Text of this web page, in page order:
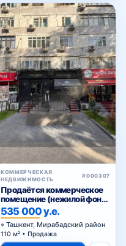
КОММЕРЧЕСКАЯ
НЕДВИЖИМОСТЬ
#000307
Продаётся коммерческое
помещение (нежилой фонд)
Чехова
535 000 у.е.
Ташкент, Мирабадский район
110 м² • Продажа